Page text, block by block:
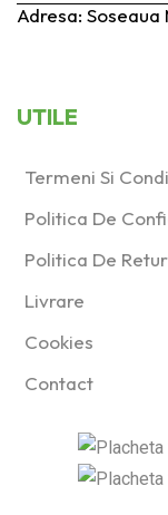
Adresa: Soseaua
UTILE
Termeni Si
Politica De
Politica De Retur
Livrare
Cookies
Contact